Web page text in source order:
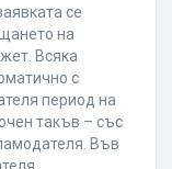
се
на
Всяка
с
период на
такъв – със
Във